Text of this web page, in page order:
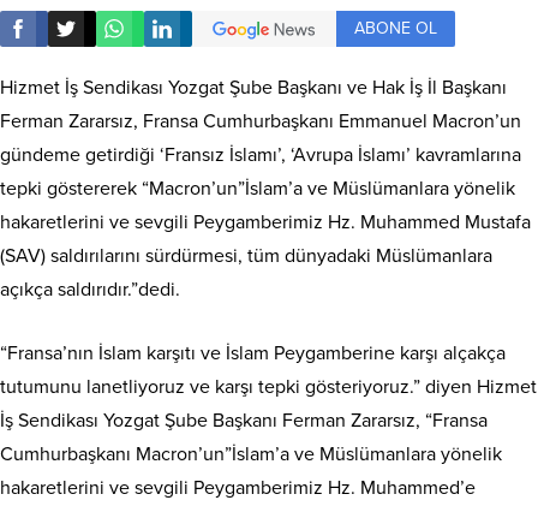
ABONE OL
Hizmet İş Sendikası Yozgat Şube Başkanı ve Hak İş İl Başkanı
Ferman Zararsız, Fransa Cumhurbaşkanı Emmanuel Macron’un
gündeme getirdiği ‘Fransız İslamı’, ‘Avrupa İslamı’ kavramlarına
tepki göstererek “Macron’un”İslam’a ve Müslümanlara yönelik
hakaretlerini ve sevgili Peygamberimiz Hz. Muhammed Mustafa
(SAV) saldırılarını sürdürmesi, tüm dünyadaki Müslümanlara
açıkça saldırıdır.”dedi.
“Fransa’nın İslam karşıtı ve İslam Peygamberine karşı alçakça
tutumunu lanetliyoruz ve karşı tepki gösteriyoruz.” diyen Hizmet
İş Sendikası Yozgat Şube Başkanı Ferman Zararsız, “Fransa
Cumhurbaşkanı Macron’un”İslam’a ve Müslümanlara yönelik
hakaretlerini ve sevgili Peygamberimiz Hz. Muhammed’e